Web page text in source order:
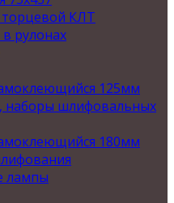
торцевой КЛТ
рулонах
125мм
наборы шлифовальных
180мм
лампы